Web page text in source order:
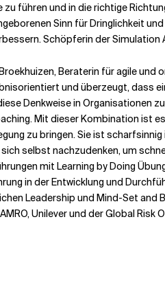
führen und in die richtige
Sinn für Dringlichkeit
Schöpferin der Simulation
Beraterin für agile und
und überzeugt, dass
Denkweise in Organisationen
Mit dieser Kombination ist
zu bringen. Sie ist
selbst nachzudenken, um
mit Learning by Doing
in der Entwicklung und
Leadership und Mind-Set and
Unilever und der Global